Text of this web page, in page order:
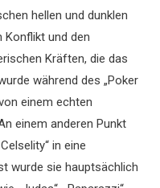
hellen und dunklen
Konflikt und den
Kräften, die das
während des „Poker
einem echten
einem anderen Punkt
in eine
wurde sie hauptsächlich